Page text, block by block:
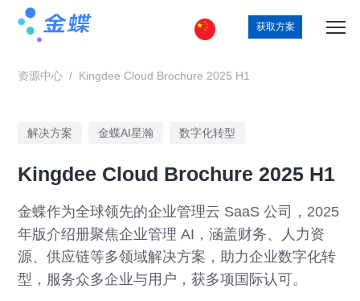
获取方案
资源中心 / Kingdee Cloud Brochure 2025 H1
解决方案 金蝶AI星瀚 数字化转型
Kingdee Cloud Brochure 2025 H1
金蝶作为全球领先的企业管理云 SaaS 公司，2025
年版介绍册聚焦企业管理 AI，涵盖财务、人力资
源、供应链等多领域解决方案，助力企业数字化转
型，服务众多企业与用户，获多项国际认可。